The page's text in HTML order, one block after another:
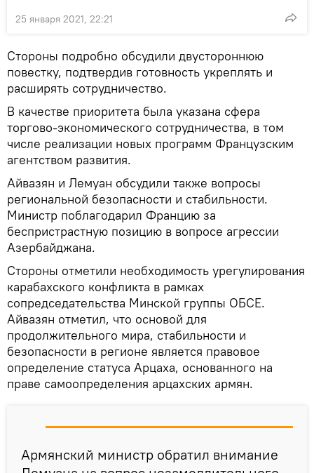
25 января 2021, 22:21
Стороны подробно обсудили двустороннюю
повестку, подтвердив готовность укреплять и
расширять сотрудничество.
В качестве приоритета была указана сфера
торгово-экономического сотрудничества, в том
числе реализации новых программ Французским
агентством развития.
Айвазян и Лемуан обсудили также вопросы
региональной безопасности и стабильности.
Министр поблагодарил Францию за
беспристрастную позицию в вопросе агрессии
Азербайджана.
Стороны отметили необходимость урегулирования
карабахского конфликта в рамках
сопредседательства Минской группы ОБСЕ.
Айвазян отметил, что основой для
продолжительного мира, стабильности и
безопасности в регионе является правовое
определение статуса Арцаха, основанного на
праве самоопределения арцахских армян.
Армянский министр обратил внимание